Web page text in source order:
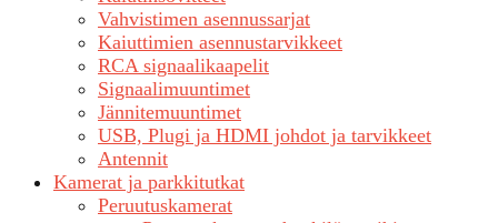
Vahvistimen asennussarjat
Kaiuttimien asennustarvikkeet
RCA signaalikaapelit
Signaalimuuntimet
Jännitemuuntimet
USB, Plugi ja HDMI johdot ja tarvikkeet
Antennit
Kamerat ja parkkitutkat
Peruutuskamerat